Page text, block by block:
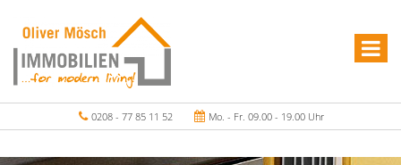
0208 - 77 85 11 52 Mo. - Fr. 09.00 - 19.00 Uhr